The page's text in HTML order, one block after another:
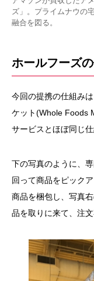
ズ」。プライムナウの
融合を図る。
ホールフーズ
今回の提携の仕組み
ケット(Whole Foods
サービスとほぼ同じ仕
下の写真のように、
回って商品をピック
商品を梱包し、写真
品を取りに来て、注